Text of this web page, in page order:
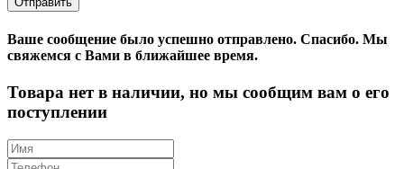
Ваше сообщение было успешно отправлено. Спасибо. Mы
свяжемся с Вами в ближайшее время.
Товара нет в наличии, но мы сообщим вам о его
поступлении